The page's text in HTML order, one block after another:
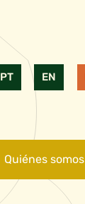
PT EN
Quiénes somos